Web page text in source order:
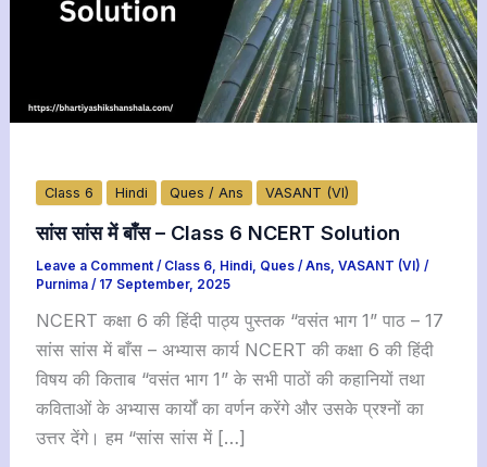
Class 6 Hindi Ques / Ans VASANT (VI)
सांस सांस में बाँस – Class 6 NCERT Solution
Leave a Comment / Class 6 Hindi Ques / Ans ,VASANT (VI) /
Purnima/ 17 September, 2025
NCERT कक्षा 6 की हिंदी पाठ्य पुस्तक “वसंत भाग 1” पाठ – 17
सांस सांस में बाँस – अभ्यास कार्य NCERT की कक्षा 6 की हिंदी
विषय की किताब “वसंत भाग 1” के सभी पाठों की कहानियों तथा
कविताओं के अभ्यास कार्यों का वर्णन करेंगे और उसके प्रश्नों का
उत्तर देंगे। हम “सांस सांस में […]